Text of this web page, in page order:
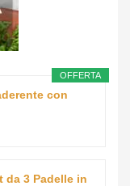
OFFERTA
con
da 3 Padelle in